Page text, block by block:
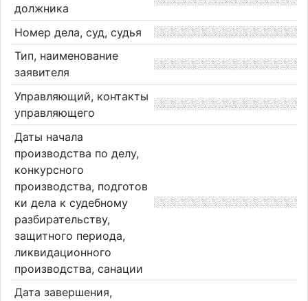
должника
Номер дела, суд, судья
Тип, наименование
заявителя
Управляющий, контакты
управляющего
Даты начала
производства по делу,
конкурсного
производства, подготов
ки дела к судебному
разбирательству,
защитного периода,
ликвидационного
производства, санации
Дата завершения,